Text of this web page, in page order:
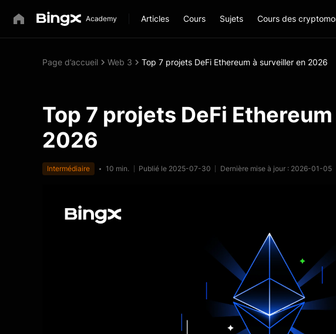
Articles Cours Sujets Cours des
Page d’accueil Web 3 Top 7 projets DeFi Ethereum à surveiller en 2026
Top 7 projets DeFi
2026
Intermédiaire 10 min. Publié le 2025-07-30 Dernière mise à jour : 2026-01-05